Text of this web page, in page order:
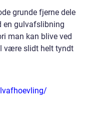
grunde fjerne dele
en gulvafslibning
man kan blive ved
være slidt helt tyndt